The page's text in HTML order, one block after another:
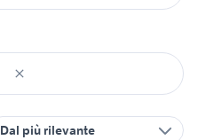
Dal più rilevante